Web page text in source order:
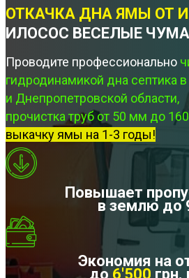
ОТКАЧКА ДНА ЯМЫ ОТ
ИЛОСОС ВЕСЕЛЫЕ
Проводите профессионально
гидродинамикой дна септика
и Днепропетровской области,
прочистка труб от 50 мм до
выкачку ямы на 1-3 годы!
Повышает
в землю до
Экономия на
до 6'500 грн.